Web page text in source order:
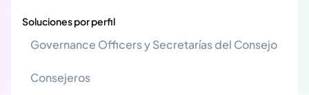
Soluciones por perfil
Governance Officers y Secretarías del Consejo
Consejeros